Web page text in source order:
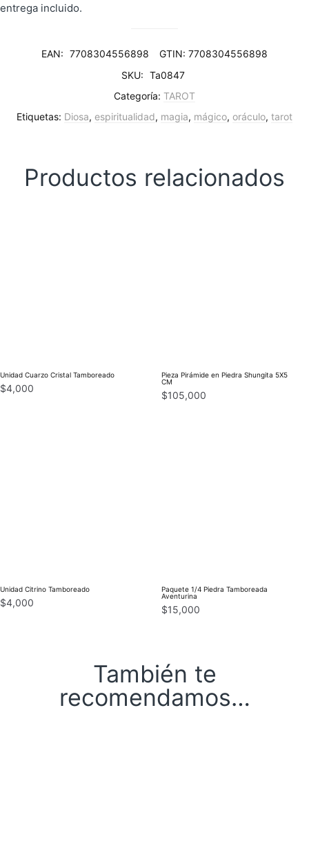
entrega incluido.
EAN: 7708304556898
GTIN: 7708304556898
SKU: Ta0847
Categoría: TAROT
Etiquetas: Diosa, espiritualidad, magia, mágico, oráculo, tarot
Productos relacionados
Unidad Cuarzo Cristal Tamboreado
$4,000
Pieza Pirámide en Piedra Shungita 5X5
CM
$105,000
Unidad Citrino Tamboreado
$4,000
Paquete 1/4 Piedra Tamboreada
Aventurina
$15,000
También te
recomendamos…